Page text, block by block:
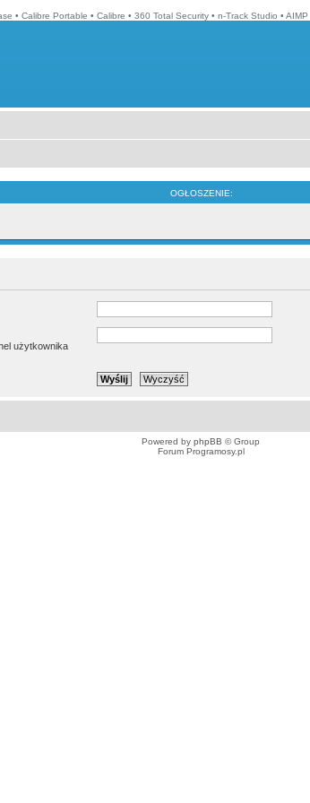
• Calibre Portable • Calibre • 360 Total Security • n-Track Studio • AIMP
OGŁOSZENIE:
użytkownika
Powered by phpBB © Group
Forum Programosy.pl